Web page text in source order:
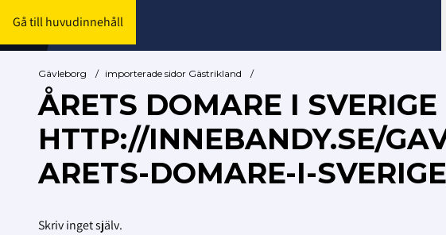
Gå till huvudinnehåll
Gävleborg / importerade sidor Gästrikland /
ÅRETS DOMARE I SVERIGE
HTTP://INNEBANDY.SE/
ARETS-DOMARE-I-
Skriv inget själv.